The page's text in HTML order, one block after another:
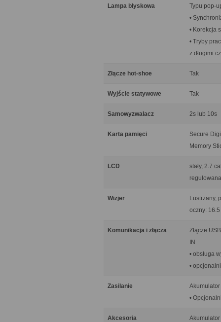
Lampa błyskowa
Typu pop-
•
• Korekcja
• Tryby
z długimi
Złącze hot-shoe Tak
Wyjście statywowe Tak
Samowyzwalacz 2s lub 10s
Karta pamięci
Secure
Memory
LCD
stały, 2.7
Wizjer
Lustrzany,
oczny:
Komunikacja i złącza
Złącze
IN
• obsługa
•
Zasilanie
•
Akcesoria
Akumulator